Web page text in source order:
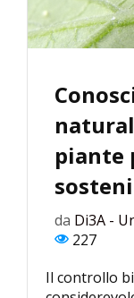
piante
da Di3A -
227
Il controllo